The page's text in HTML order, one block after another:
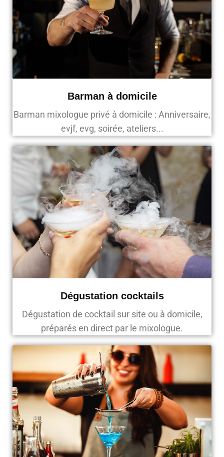
Barman à domicile
Barman mixologue privé à domicile : Anniversaire,
evjf, evg, soirée, ateliers...
Dégustation cocktails
Dégustation de cocktail sur site ou à domicile,
préparés en direct par le mixologue.